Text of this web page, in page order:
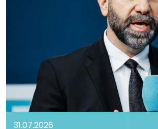
31.07.2026